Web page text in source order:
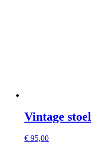
Vintage stoel
€ 95,00